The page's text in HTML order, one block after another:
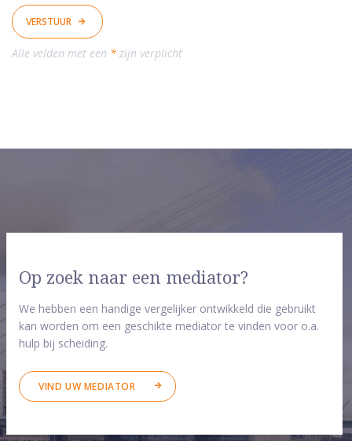
VERSTUUR
Alle velden met een * zijn verplicht
Op zoek naar een mediator?
We hebben een handige vergelijker ontwikkeld die gebruikt
kan worden om een geschikte mediator te vinden voor o.a.
hulp bij scheiding.
VIND UW MEDIATOR